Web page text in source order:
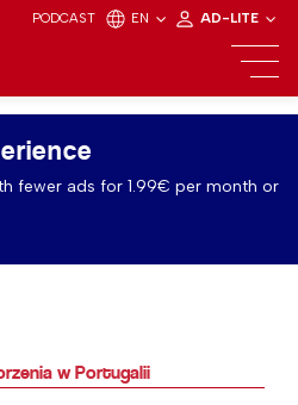
PODCAST EN AD-LITE
fewer ads for 1.99€ per month or
w Portugalii